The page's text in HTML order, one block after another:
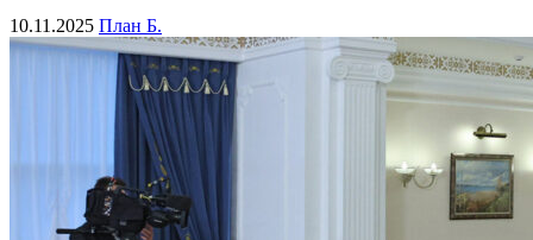
10.11.2025 План Б.